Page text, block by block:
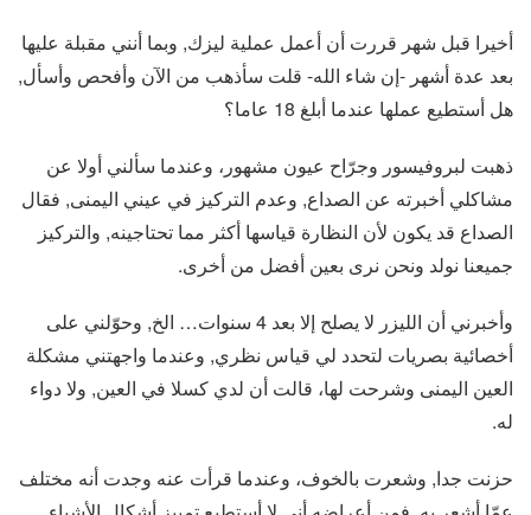
أخيرا قبل شهر قررت أن أعمل عملية ليزك, وبما أنني مقبلة عليها
بعد عدة أشهر -إن شاء الله- قلت سأذهب من الآن وأفحص وأسأل,
هل أستطيع عملها عندما أبلغ 18 عاما؟
ذهبت لبروفيسور وجرّاح عيون مشهور، وعندما سألني أولا عن
مشاكلي أخبرته عن الصداع, وعدم التركيز في عيني اليمنى, فقال
الصداع قد يكون لأن النظارة قياسها أكثر مما تحتاجينه, والتركيز
جميعنا نولد ونحن نرى بعين أفضل من أخرى.
وأخبرني أن الليزر لا يصلح إلا بعد 4 سنوات… الخ, وحوّلني على
أخصائية بصريات لتحدد لي قياس نظري, وعندما واجهتني مشكلة
العين اليمنى وشرحت لها، قالت أن لدي كسلا في العين, ولا دواء
له.
حزنت جدا, وشعرت بالخوف، وعندما قرأت عنه وجدت أنه مختلف